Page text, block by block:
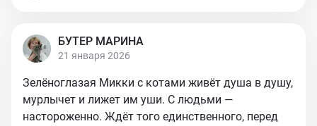
БУТЕР МАРИНА
21 января 2026
Зелёноглазая Микки с котами живёт душа в душу,
мурлычет и лижет им уши. С людьми —
настороженно. Ждёт того единственного, перед